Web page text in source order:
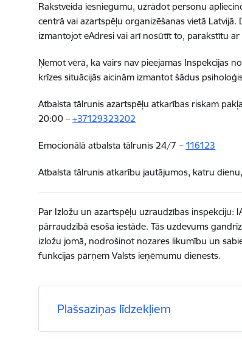
Rakstveida iesniegumu, uzrādot personu
centrā vai azartspēļu organizēšanas vietā Latvijā.
izmantojot eAdresi vai arī nosūtīt to, parakstītu
Ņemot vērā, ka vairs nav pieejamas Inspekcijas
krīzes situācijās aicinām izmantot šādus
Atbalsta tālrunis azartspēļu atkarības riskam
20:00 –+37129323202
Emocionālā atbalsta tālrunis 24/7 –116123
Atbalsta tālrunis atkarību jautājumos, katru
Par Izložu un azartspēļu uzraudzības inspekciju:
pārraudzībā esoša iestāde. Tās uzdevums
izložu jomā, nodrošinot nozares likumību un
funkcijas pārņem Valsts ieņēmumu dienests.
Plašsaziņas līdzekļiem